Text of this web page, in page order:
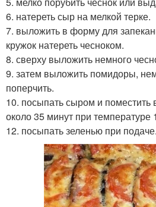
6. натереть сыр на мелкой терке.
7. выложить в форму для
кружок натереть чесноком.
8. сверху выложить немного
9. затем выложить помидоры,
поперчить.
10. посыпать сыром и поместить
около 35 минут при температуре
12. посыпать зеленью при подаче.